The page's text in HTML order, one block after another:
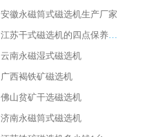
安徽永磁筒式磁选机生产厂家
江苏干式磁选机的四点保养秘籍
云南永磁湿式磁选机
广西褐铁矿磁选机
佛山贫矿干选磁选机
济南永磁筒式磁选机